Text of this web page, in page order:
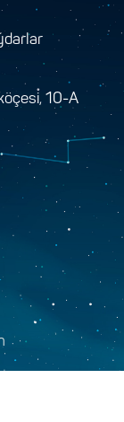
10-A